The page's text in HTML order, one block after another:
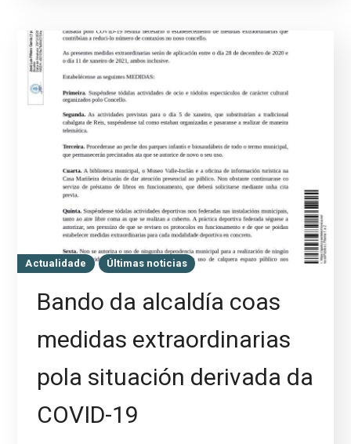
Actualidade Últimas noticias
Bando da alcaldía coas
medidas extraordinarias
pola situación derivada da
COVID-19